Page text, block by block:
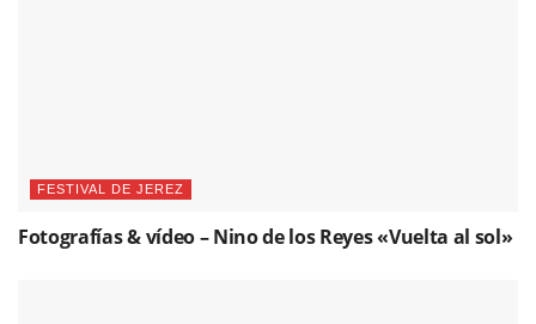
FESTIVAL DE JEREZ
Fotografías & vídeo – Nino de los Reyes «Vuelta al sol»